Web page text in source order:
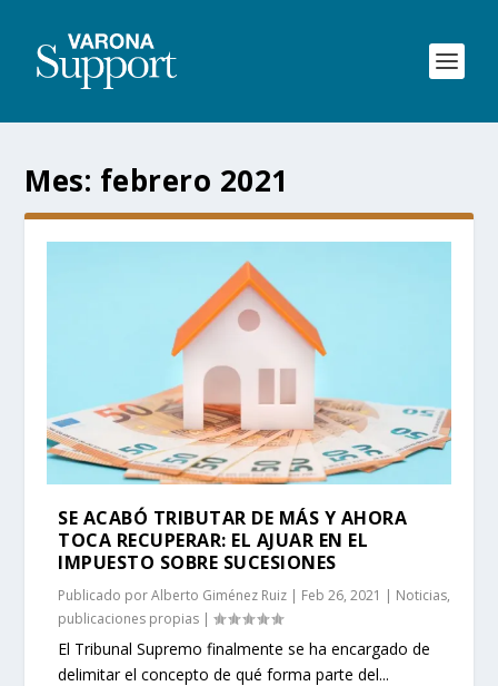
Mes: febrero 2021
SE ACABÓ TRIBUTAR DE MÁS Y AHORA
TOCA RECUPERAR: EL AJUAR EN EL
IMPUESTO SOBRE SUCESIONES
Publicado porAlberto Giménez Ruiz | Feb 26, 2021 | Noticias,
publicaciones propias |
El Tribunal Supremo finalmente se ha encargado de
delimitar el concepto de qué forma parte del...